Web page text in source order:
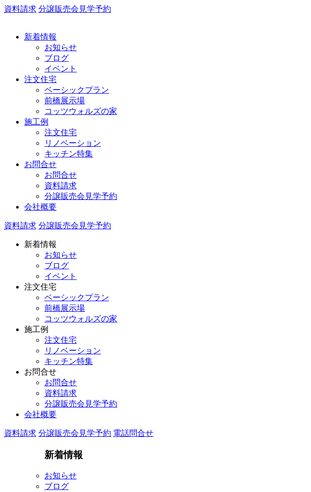
資料請求 分譲販売会見学予約
新着情報
お知らせ
ブログ
イベント
注文住宅
ベーシックプラン
前橋展示場
コッツウォルズの家
施工例
注文住宅
リノベーション
キッチン特集
お問合せ
お問合せ
資料請求
分譲販売会見学予約
会社概要
資料請求 分譲販売会見学予約
新着情報
お知らせ
ブログ
イベント
注文住宅
ベーシックプラン
前橋展示場
コッツウォルズの家
施工例
注文住宅
リノベーション
キッチン特集
お問合せ
お問合せ
資料請求
分譲販売会見学予約
会社概要
資料請求 分譲販売会見学予約 電話問合せ
新着情報
お知らせ
ブログ